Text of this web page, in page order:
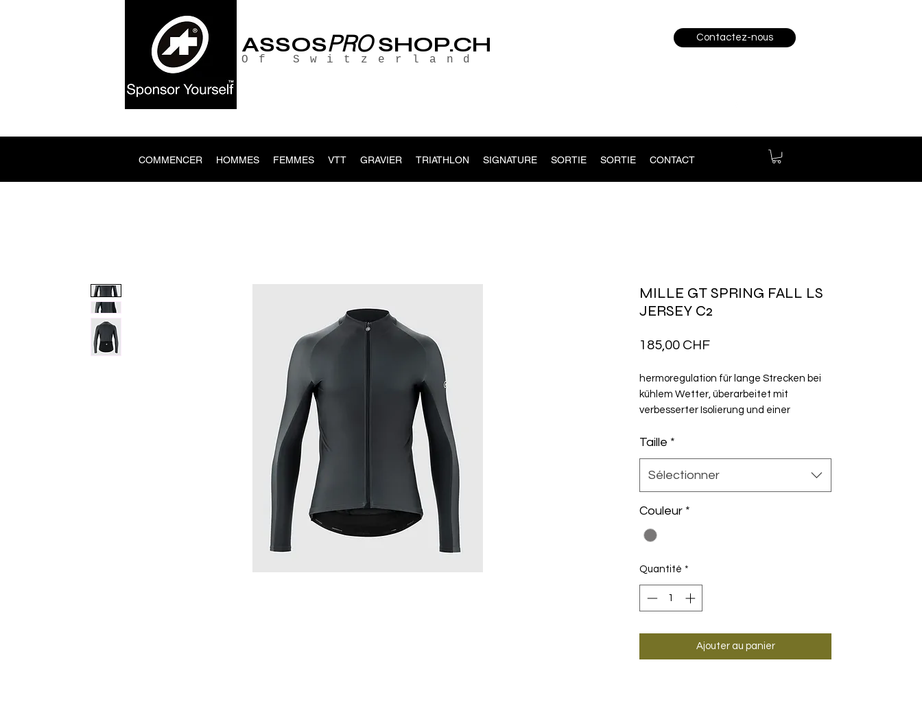
ASSOSPROSHOP.CH
Of Switzerland
Contactez-nous
COMMENCER HOMMES FEMMES VTT GRAVIER TRIATHLON SIGNATURE SORTIE SORTIE CONTACT
MILLE GT SPRING FALL LS
JERSEY C2
185,00 CHFPrix
hermoregulation für lange Strecken bei
kühlem Wetter, überarbeitet mit
verbesserter Isolierung und einer
Bewegungsfreiheit bietet und sich
besser fürs Layering eignet.
Taille *
Sélectionner
Couleur *
Quantité *
Ajouter au panier